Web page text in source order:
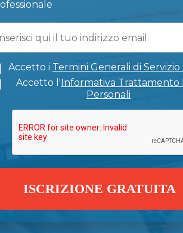
Accetto i Termini Generali di Servizio
Accetto l'Informativa Trattamento
Personali